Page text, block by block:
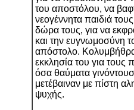
του αποστόλου, να
νεογέννητα παιδιά
δώρα τους, για να
και την ευγνωμοσύνη
απόστολο.
εκκλησία του για τους
όσα θαύματα
μετέβαιναν με πίστη
ψυχής.